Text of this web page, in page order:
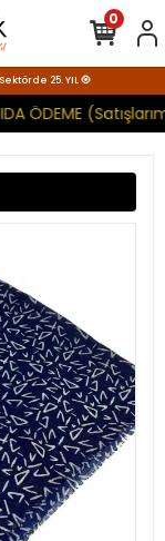
25. YIL 🧿
ÖDEME
0